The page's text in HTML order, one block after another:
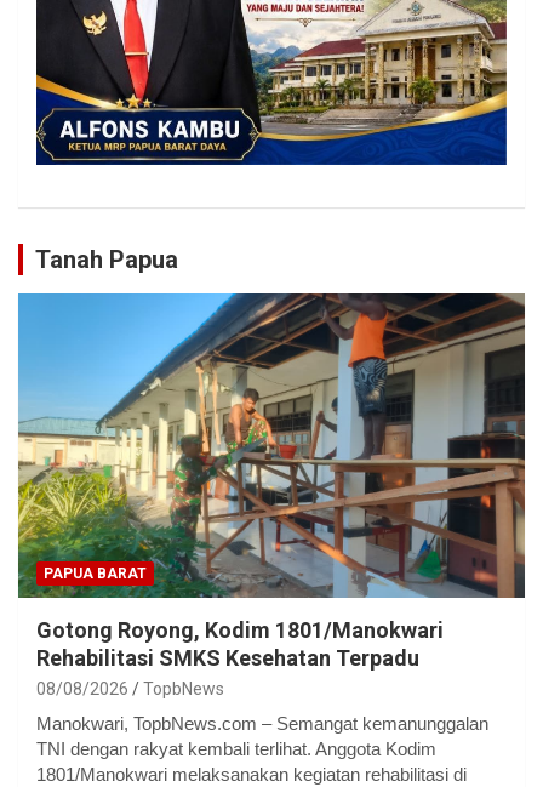
Tanah Papua
PAPUA BARAT
Gotong Royong, Kodim 1801/Manokwari
Rehabilitasi SMKS Kesehatan Terpadu
08/08/2026 TopbNews
Manokwari, TopbNews.com – Semangat kemanunggalan
TNI dengan rakyat kembali terlihat. Anggota Kodim
1801/Manokwari melaksanakan kegiatan rehabilitasi di